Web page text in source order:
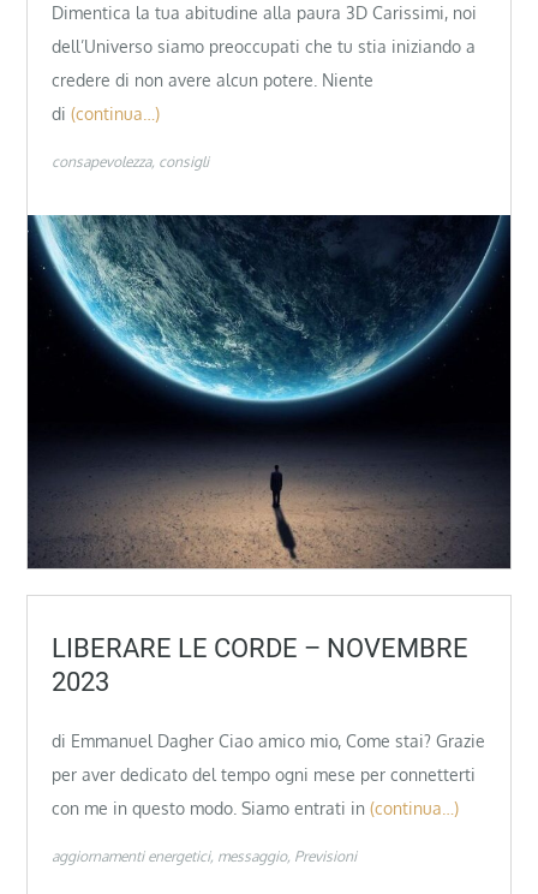
Dimentica la tua abitudine alla paura 3D Carissimi, noi
dell’Universo siamo preoccupati che tu stia iniziando a
credere di non avere alcun potere. Niente
di (continua…)
consapevolezza consigli
LIBERARE LE CORDE – NOVEMBRE
2023
di Emmanuel Dagher Ciao amico mio, Come stai? Grazie
per aver dedicato del tempo ogni mese per connetterti
con me in questo modo. Siamo entrati in (continua…)
aggiornamenti energetici messaggio Previsioni